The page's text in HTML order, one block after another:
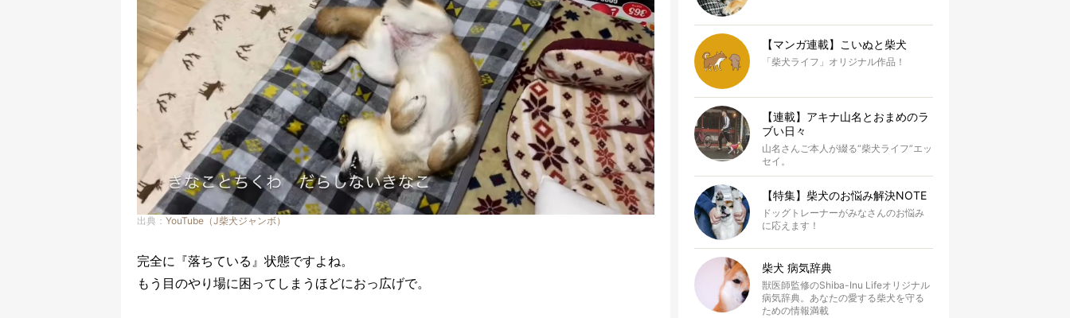
出典： YouTube（J柴犬ジャンボ）
完全に『落ちている』状態ですよね。
もう目のやり場に困ってしまうほどにおっ広げで。
【マンガ連載】こいぬと柴犬
「柴犬ライフ」オリジナル作品！
【連載】アキナ山名とおまめのラ
ブい日々
山名さんご本人が綴る“柴犬ライフ”エッ
セイ。
【特集】柴犬のお悩み解決NOTE
ドッグトレーナーがみなさんのお悩み
に応えます！
柴犬 病気辞典
獣医師監修のShiba-Inu Lifeオリジナル
病気辞典。あなたの愛する柴犬を守る
ための情報満載